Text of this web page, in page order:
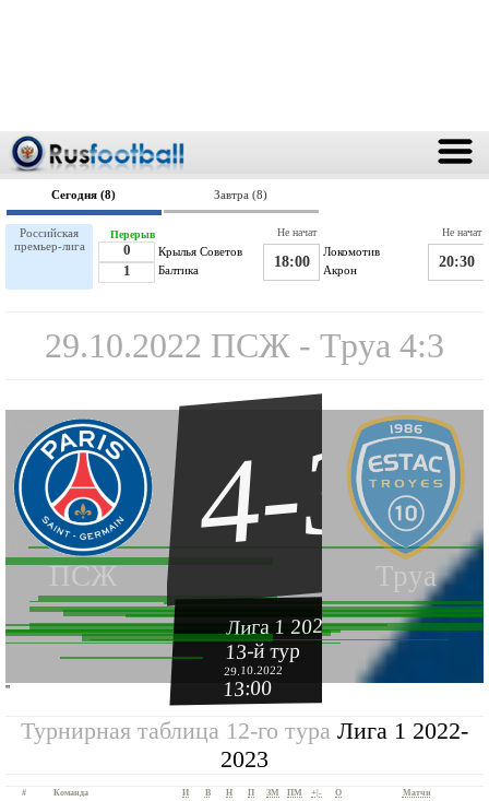
Сегодня (8) Завтра (8)
Российская
премьер-лига
Крылья Советов
0
1
Балтика
Перерыв
Локомотив
18:00 Акрон
Не начат
20:30
Не начат
29.10.2022 ПСЖ - Труа 4:3
ПСЖ Труа
4-3
Лига 1 2022-2023
13-й тур
29.10.2022
13:00
''
Турнирная таблица 12-го тура Лига 1 2022-
2023
# Команда И В Н П ЗМ ПМ +|- О Матчи